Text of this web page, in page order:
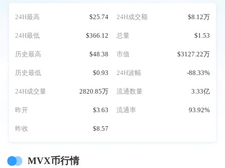
24H最高 $25.74 24H成交额 $8.12万
24H最低 $366.12 总量 $1.53
历史最高 $48.38 市值 $3127.22万
历史最低 $0.93 24H波幅 -88.33%
24H成交量 2820.85万 流通数量 3.33亿
昨开 $3.63 流通率 93.92%
昨收 $8.57
MVX币行情